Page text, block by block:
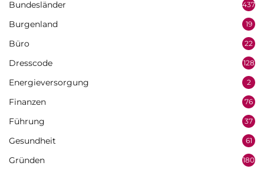
Bundesländer 437
Burgenland 19
Büro 22
Dresscode 128
Energieversorgung 2
Finanzen 76
Führung 37
Gesundheit 61
Gründen 180